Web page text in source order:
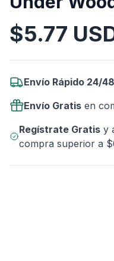
Información del
$5.77
Envío Rápido 24/
Envío Gratis en
Regístrate Gratisy
compra superior a